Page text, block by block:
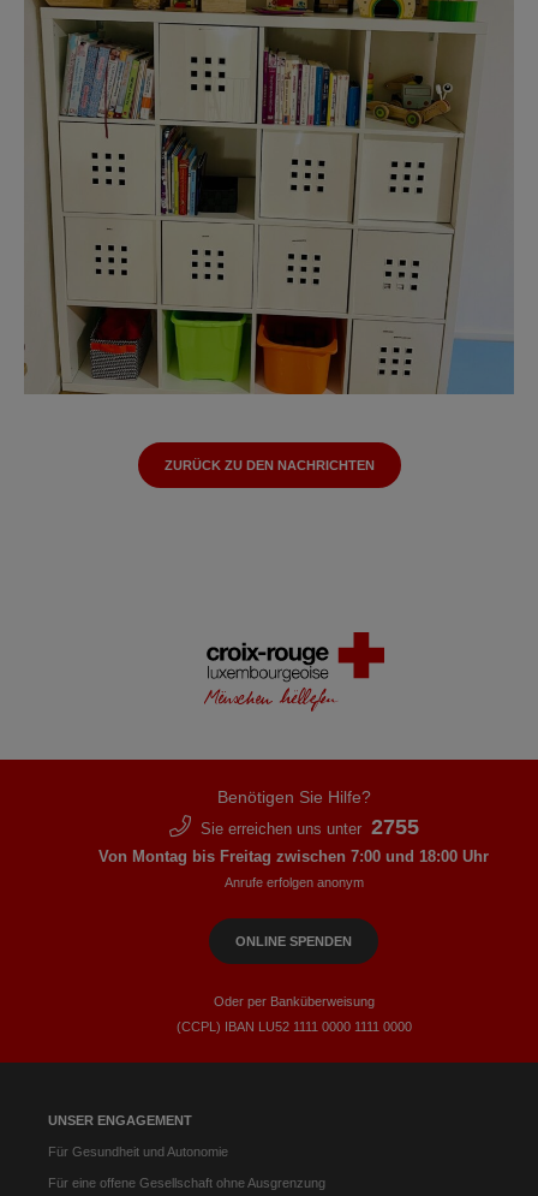
ZURÜCK ZU DEN NACHRICHTEN
UNSER ENGAGEMENT
Für Gesundheit und Autonomie
Für eine offene Gesellschaft ohne Ausgrenzung
Benötigen Sie Hilfe?
Sie erreichen uns unter 2755
Von Montag bis Freitag zwischen 7:00 und 18:00 Uhr
Anrufe erfolgen anonym
ONLINE SPENDEN
Oder per Banküberweisung
(CCPL) IBAN LU52​ 1111​ 0000​ 1111​ 0000